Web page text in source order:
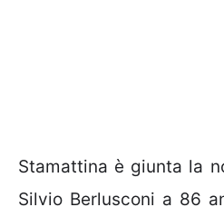
Stamattina è giunta la
Silvio Berlusconi a 86